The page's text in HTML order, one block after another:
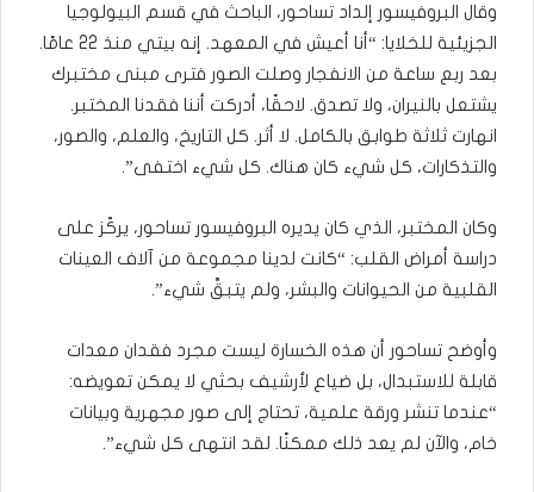
وقال البروفيسور إلداد تساحور، الباحث في قسم البيولوجيا
الجزيئية للخلايا: “أنا أعيش في المعهد. إنه بيتي منذ 22 عامًا.
بعد ربع ساعة من الانفجار وصلت الصور فترى مبنى مختبرك
يشتعل بالنيران، ولا تصدق. لاحقًا، أدركت أننا فقدنا المختبر.
انهارت ثلاثة طوابق بالكامل. لا أثر. كل التاريخ، والعلم، والصور،
والتذكارات، كل شيء كان هناك. كل شيء اختفى”.
وكان المختبر، الذي كان يديره البروفيسور تساحور، يركّز على
دراسة أمراض القلب: “كانت لدينا مجموعة من آلاف العينات
القلبية من الحيوانات والبشر، ولم يتبقَّ شيء”.
وأوضح تساحور أن هذه الخسارة ليست مجرد فقدان معدات
قابلة للاستبدال، بل ضياع لأرشيف بحثي لا يمكن تعويضه:
“عندما تنشر ورقة علمية، تحتاج إلى صور مجهرية وبيانات
خام، والآن لم يعد ذلك ممكنًا. لقد انتهى كل شيء”.